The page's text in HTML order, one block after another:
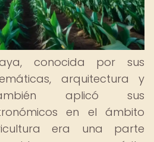
conocida por sus
arquitectura y
aplicó sus
en el ámbito
era una parte